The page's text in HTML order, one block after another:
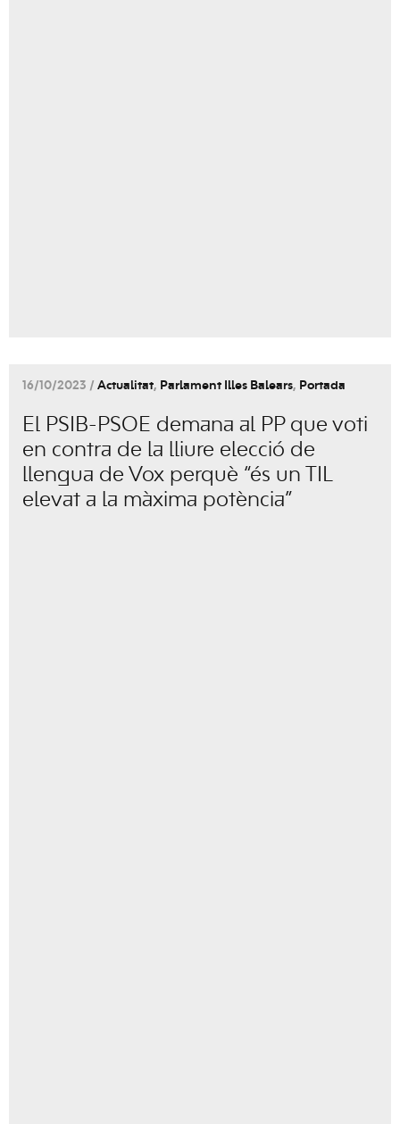
16/10/2023 / Actualitat, Parlament Illes Balears, Portada
El PSIB-PSOE demana al PP que voti
en contra de la lliure elecció de
llengua de Vox perquè “és un TIL
elevat a la màxima potència”